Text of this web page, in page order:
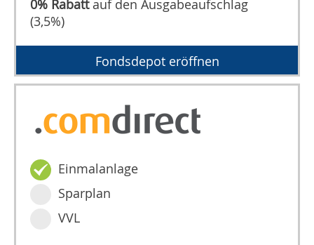
0% Rabattauf den Ausgabeaufschlag
(3,5%)
Fondsdepot eröffnen
Einmalanlage
Sparplan
VVL